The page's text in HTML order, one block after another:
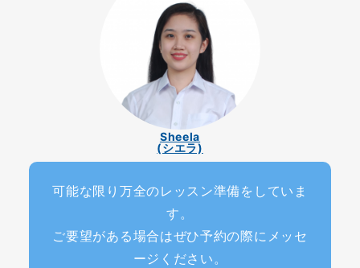
Sheela
(シエラ)
可能な限り万全のレッスン準備をしていま
す。
ご要望がある場合はぜひ予約の際にメッセ
ージください。